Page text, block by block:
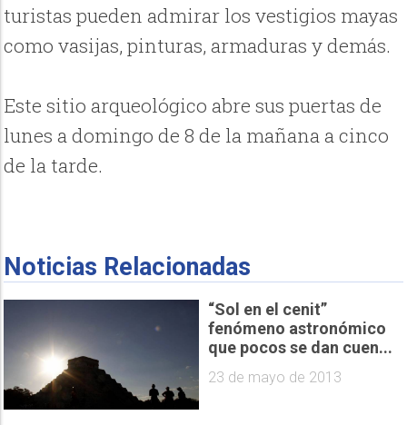
turistas pueden admirar los vestigios mayas
como vasijas, pinturas, armaduras y demás.
Este sitio arqueológico abre sus puertas de
lunes a domingo de 8 de la mañana a cinco
de la tarde.
Noticias Relacionadas
“Sol en el cenit”
fenómeno astronómico
que pocos se dan cuen...
23 de mayo de 2013